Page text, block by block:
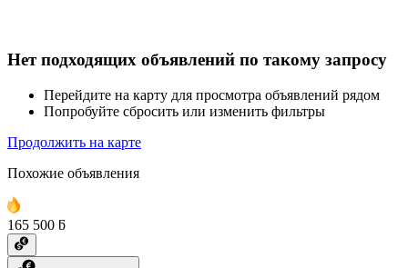
Нет подходящих объявлений по такому запросу
Перейдите на карту для просмотра объявлений рядом
Попробуйте сбросить или изменить фильтры
Продолжить на карте
Похожие объявления
165 500 ƃ